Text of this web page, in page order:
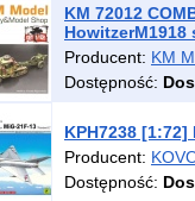
KM 72012
HowitzerM1918
Producent: KM
Dostępność:
KPH7238
Producent:
Dostępność: